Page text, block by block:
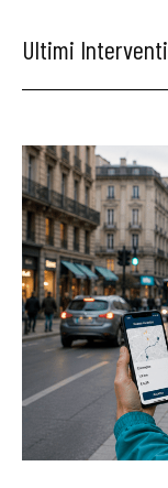
Ultimi Interventi